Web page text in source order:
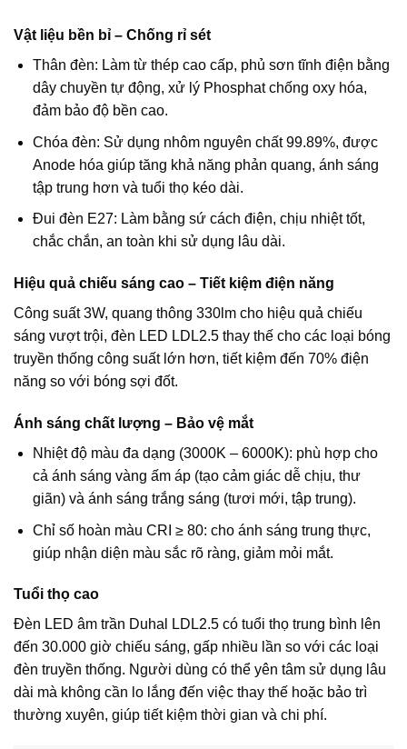
Vật liệu bền bỉ – Chống rỉ sét
Thân đèn: Làm từ thép cao cấp, phủ sơn tĩnh điện bằng
dây chuyền tự động, xử lý Phosphat chống oxy hóa,
đảm bảo độ bền cao.
Chóa đèn: Sử dụng nhôm nguyên chất 99.89%, được
Anode hóa giúp tăng khả năng phản quang, ánh sáng
tập trung hơn và tuổi thọ kéo dài.
Đui đèn E27: Làm bằng sứ cách điện, chịu nhiệt tốt,
chắc chắn, an toàn khi sử dụng lâu dài.
Hiệu quả chiếu sáng cao – Tiết kiệm điện năng
Công suất 3W, quang thông 330lm cho hiệu quả chiếu
sáng vượt trội, đèn LED LDL2.5 thay thế cho các loại bóng
truyền thống công suất lớn hơn, tiết kiệm đến 70% điện
năng so với bóng sợi đốt.
Ánh sáng chất lượng – Bảo vệ mắt
Nhiệt độ màu đa dạng (3000K – 6000K): phù hợp cho
cả ánh sáng vàng ấm áp (tạo cảm giác dễ chịu, thư
giãn) và ánh sáng trắng sáng (tươi mới, tập trung).
Chỉ số hoàn màu CRI ≥ 80: cho ánh sáng trung thực,
giúp nhận diện màu sắc rõ ràng, giảm mỏi mắt.
Tuổi thọ cao
Đèn LED âm trần Duhal LDL2.5 có tuổi thọ trung bình lên
đến 30.000 giờ chiếu sáng, gấp nhiều lần so với các loại
đèn truyền thống. Người dùng có thể yên tâm sử dụng lâu
dài mà không cần lo lắng đến việc thay thế hoặc bảo trì
thường xuyên, giúp tiết kiệm thời gian và chi phí.